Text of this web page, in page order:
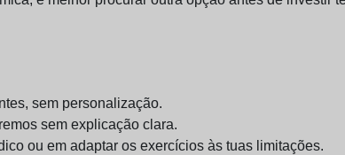
sem personalização.
sem explicação clara.
ou em adaptar os exercícios às tuas limitações.